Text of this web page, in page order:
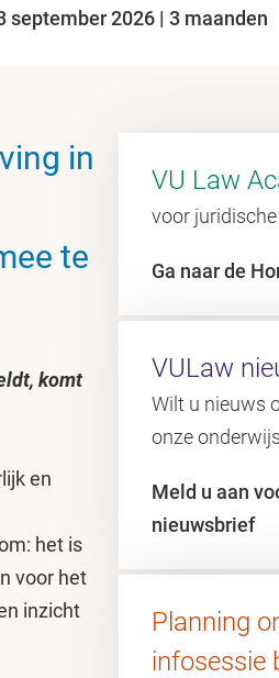
september 2026 | 3 maanden
in
te
komt
en
het is
voor het
inzicht
VU Law
voor
Ga naar de
VULaw
Wilt u nieuws
onze
Meld u aan
nieuwsbrief
Planning
infosessie